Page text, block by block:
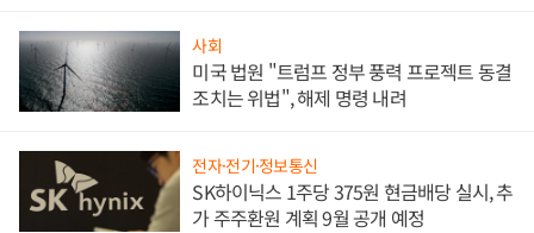
사회
미국 법원 "트럼프 정부 풍력 프로젝트 동결
조치는 위법", 해제 명령 내려
전자·전기·정보통신
SK하이닉스 1주당 375원 현금배당 실시, 추
가 주주환원 계획 9월 공개 예정